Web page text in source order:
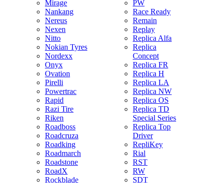
Mirage
Nankang
Nereus
Nexen
Nitto
Nokian Tyres
Nordexx
Onyx
Ovation
Pirelli
Powertrac
Rapid
Razi Tire
Riken
Roadboss
Roadcruza
Roadking
Roadmarch
Roadstone
RoadX
Rockblade
PW
Race Ready
Remain
Replay
Replica Alfa
Replica
Concept
Replica FR
Replica H
Replica LA
Replica NW
Replica OS
Replica TD
Special Series
Replica Top
Driver
RepliKey
Rial
RST
RW
SDT